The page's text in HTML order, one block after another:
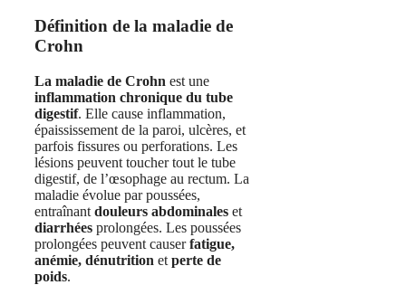
Définition de la maladie de
Crohn
La maladie de Crohn est une
inflammation chronique du tube
digestif. Elle cause inflammation,
épaississement de la paroi, ulcères, et
parfois fissures ou perforations. Les
lésions peuvent toucher tout le tube
digestif, de l’œsophage au rectum. La
maladie évolue par poussées,
entraînant douleurs abdominales et
diarrhées prolongées. Les poussées
prolongées peuvent causerfatigue,
anémie, dénutrition et perte de
poids.